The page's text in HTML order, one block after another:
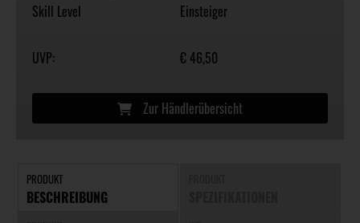
Skill Level
Einsteiger
UVP: € 46,50
Zur Händlerübersicht
PRODUKT
BESCHREIBUNG